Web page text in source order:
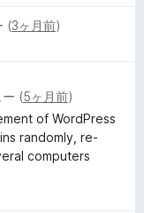
(3ヶ月前)
ー (5ヶ月前)
of WordPress
randomly, re-
computers